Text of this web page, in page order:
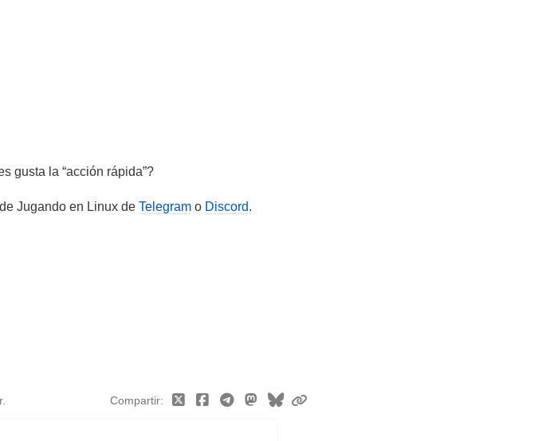
gusta la “acción rápida”?
Jugando en Linux de Telegram o Discord.
Compartir